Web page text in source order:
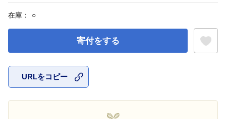
在庫： ○
寄付をする
URLをコピー